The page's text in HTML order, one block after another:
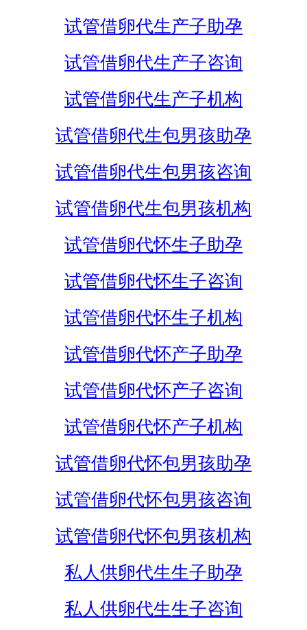
试管借卵代生产子助孕
试管借卵代生产子咨询
试管借卵代生产子机构
试管借卵代生包男孩助孕
试管借卵代生包男孩咨询
试管借卵代生包男孩机构
试管借卵代怀生子助孕
试管借卵代怀生子咨询
试管借卵代怀生子机构
试管借卵代怀产子助孕
试管借卵代怀产子咨询
试管借卵代怀产子机构
试管借卵代怀包男孩助孕
试管借卵代怀包男孩咨询
试管借卵代怀包男孩机构
私人供卵代生生子助孕
私人供卵代生生子咨询